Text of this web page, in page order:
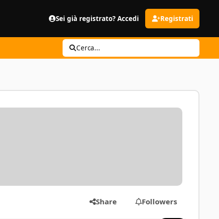
Sei già registrato? Accedi Registrati
Cerca...
Share Followers